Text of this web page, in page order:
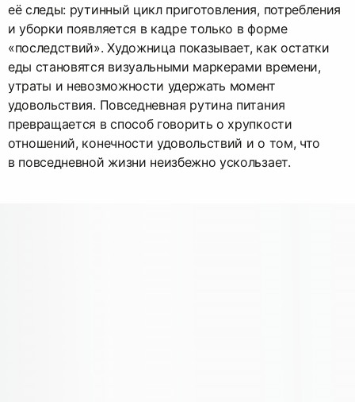
её следы: рутинный цикл приготовления, потребления
и уборки появляется в кадре только в форме
«последствий». Художница показывает, как остатки
еды становятся визуальными маркерами времени,
утраты и невозможности удержать момент
удовольствия. Повседневная рутина питания
превращается в способ говорить о хрупкости
отношений, конечности удовольствий и о том, что
в повседневной жизни неизбежно ускользает.​